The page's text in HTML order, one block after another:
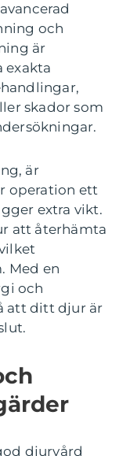
och
är
exakta
skador som
är
operation ett
extra vikt.
att återhämta
Med en
och
att ditt djur är
djurvård